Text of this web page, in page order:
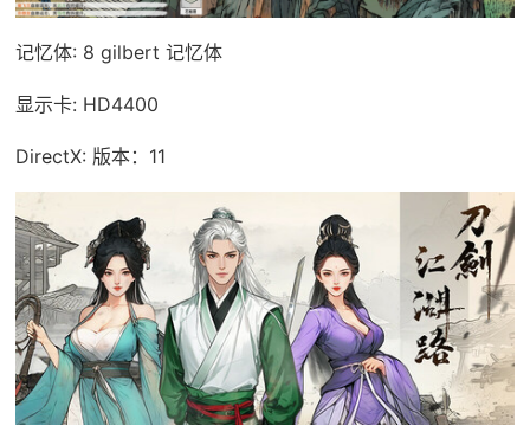
记忆体: 8 gilbert 记忆体
显示卡: HD4400
DirectX: 版本：11